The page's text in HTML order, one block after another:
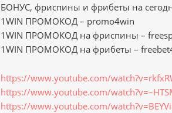
БОНУС, фриспины и фрибеты на
1WIN ПРОМОКОД – promo4win
1WIN ПРОМОКОД на фриспины –
1WIN ПРОМОКОД на фрибеты –
https://www.youtube.com/
https://www.youtube.com/
https://www.youtube.com/